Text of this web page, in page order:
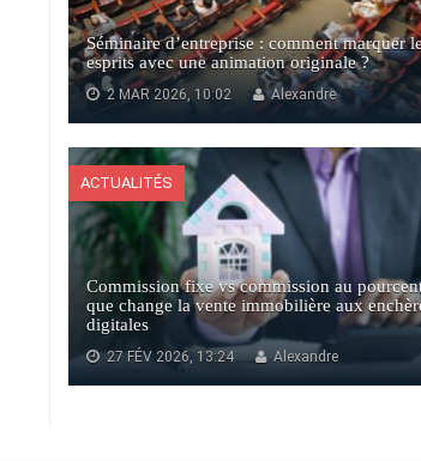
Séminaire d’entreprise : comment marquer
esprits avec une animation originale ?
2 MAR 2026, 10:02 Alexandre
ACTUALITÉS
Commission fixe vs commission au
que change la vente immobilière aux
digitales
27 FÉV 2026, 13:24 Alexandre